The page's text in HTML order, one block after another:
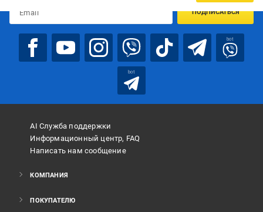
ПОДПИСАТЬСЯ
bot
bot
AI Служба поддержки
Информационный центр, FAQ
Написать нам сообщение
КОМПАНИЯ
ПОКУПАТЕЛЮ